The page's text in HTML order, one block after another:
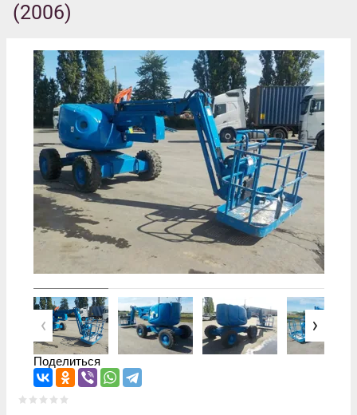
(2006)
Поделиться